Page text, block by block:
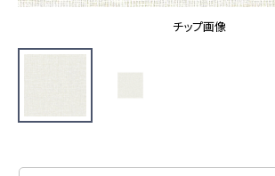
お客様サポート トップ
画像ダウンロード
お役立ち資料
チップ画像